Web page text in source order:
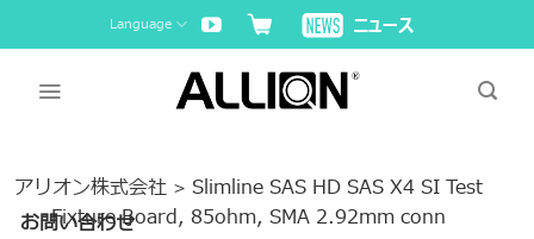
to
Language
アリオン株式会社> Slimline SAS HD SAS X4 SI Test
Fixture Board, 85ohm, SMA 2.92mm conn
お問い合わせ